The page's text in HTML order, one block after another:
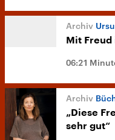
Ursula
Mit
06:21
„Diese
sehr gut“